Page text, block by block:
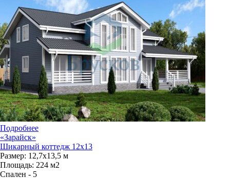
Подробнее
«Зарайск»
Шикарный коттедж 12х13
Размер: 12,7х13,5 м
Площадь: 224 м2
Спален - 5